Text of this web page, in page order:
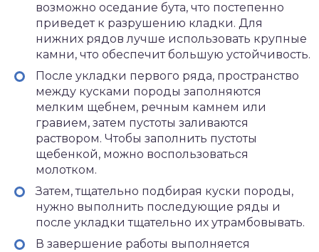
возможно оседание бута, что постепенно
приведет к разрушению кладки. Для
нижних рядов лучше использовать крупные
камни, что обеспечит большую устойчивость.
После укладки первого ряда, пространство
между кусками породы заполняются
мелким щебнем, речным камнем или
гравием, затем пустоты заливаются
раствором. Чтобы заполнить пустоты
щебенкой, можно воспользоваться
молотком.
Затем, тщательно подбирая куски породы,
нужно выполнить последующие ряды и
после укладки тщательно их утрамбовывать.
В завершение работы выполняется